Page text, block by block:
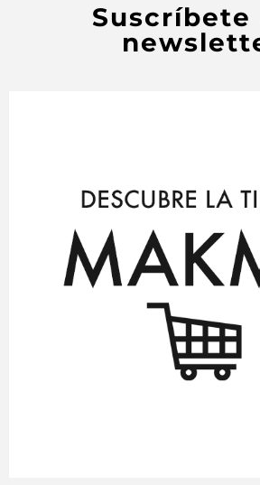
Suscríbete